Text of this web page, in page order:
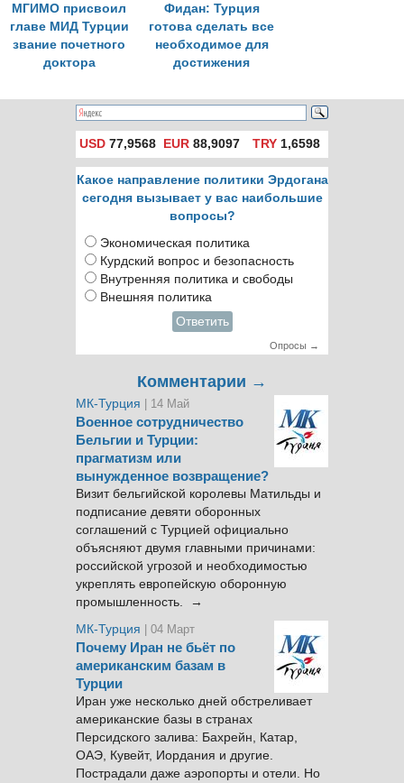
МГИМО присвоил
главе МИД Турции
звание почетного
доктора
Фидан: Турция
готова сделать все
необходимое для
достижения
по Украине
USD 77,9568 EUR 88,9097 TRY1,6598
Какое направление политики Эрдогана
сегодня вызывает у вас наибольшие
вопросы?
Экономическая политика
Курдский вопрос и безопасность
Внутренняя политика и свободы
Внешняя политика
Ответить
Опросы →
Комментарии →
МК-Турция | 14 Май
Военное сотрудничество
Бельгии и Турции:
прагматизм или
вынужденное возвращение?
Визит бельгийской королевы Матильды и
подписание девяти оборонных
соглашений с Турцией официально
объясняют двумя главными причинами:
российской угрозой и необходимостью
укреплять европейскую оборонную
промышленность. →
МК-Турция
| 04 Март
Почему Иран не бьёт по
американским базам в
Турции
Иран уже несколько дней обстреливает
американские базы в странах
Персидского залива: Бахрейн, Катар,
ОАЭ, Кувейт, Иордания и другие.
Пострадали даже аэропорты и отели. Но